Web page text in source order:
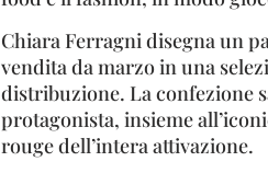
Chiara Ferragni disegna un
vendita da marzo in una
distribuzione. La confezione
protagonista, insieme
rouge dell’intera attivazione.